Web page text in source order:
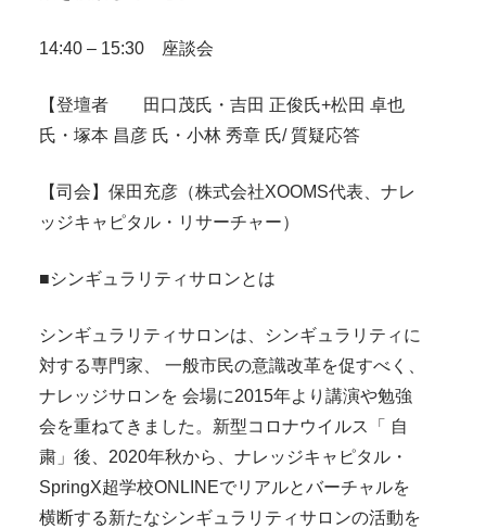
14:40 – 15:30 座談会
【登壇者 田口茂氏・吉田 正俊氏+松田 卓也
氏・塚本 昌彦 氏・小林 秀章 氏/ 質疑応答
【司会】保田充彦（株式会社XOOMS代表、ナレ
ッジキャピタル・リサーチャー）
■シンギュラリティサロンとは
シンギュラリティサロンは、シンギュラリティに
対する専門家、 一般市民の意識改革を促すべく、
ナレッジサロンを 会場に2015年より講演や勉強
会を重ねてきました。新型コロナウイルス「 自
粛」後、2020年秋から、ナレッジキャピタル・
SpringX超学校ONLINEでリアルとバーチャルを
横断する新たなシンギュラリティサロンの活動を